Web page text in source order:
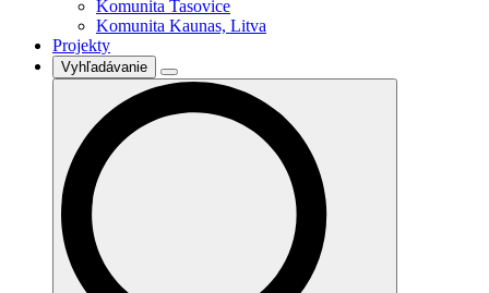
Komunita Tasovice
Komunita Kaunas, Litva
Projekty
Vyhľadávanie
Search